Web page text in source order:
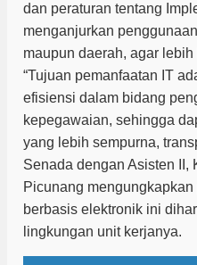
dan peraturan tentang
menganjurkan
maupun daerah, agar
“Tujuan pemanfaatan IT
efisiensi dalam bidang
kepegawaian, sehingga
yang lebih sempurna,
Senada dengan Asisten II,
Picunang
berbasis elektronik ini
lingkungan unit kerjanya.